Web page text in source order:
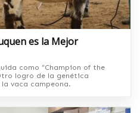
es la Mejor
como “Champion of the
logro de la genética
vaca campeona.